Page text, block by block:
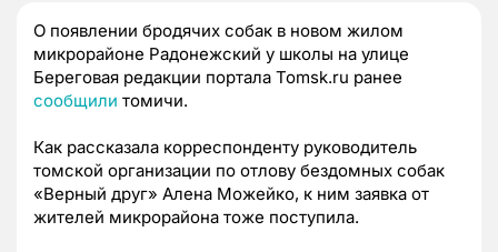
О появлении бродячих собак в новом жилом
микрорайоне Радонежский у школы на улице
Береговая редакции портала Tomsk.ru ранее
сообщили томичи.
Как рассказала корреспонденту руководитель
томской организации по отлову бездомных собак
«Верный друг» Алена Можейко, к ним заявка от
жителей микрорайона тоже поступила.